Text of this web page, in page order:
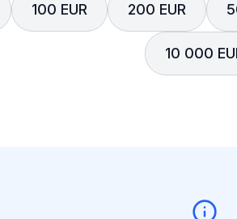
100 EUR 200 EUR
10 000